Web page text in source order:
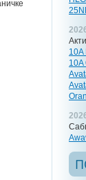
10A
10A